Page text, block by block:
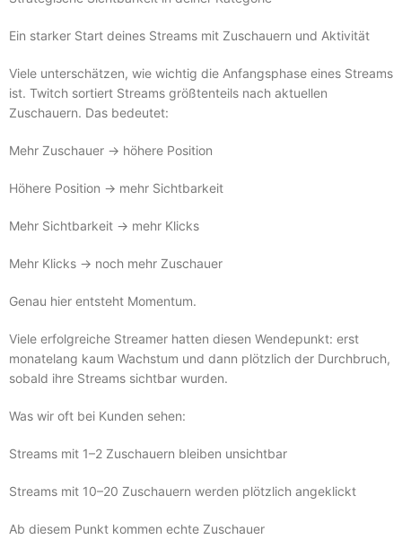
Ein starker Start deines Streams mit Zuschauern und Aktivität
Viele unterschätzen, wie wichtig die Anfangsphase eines Streams
ist. Twitch sortiert Streams größtenteils nach aktuellen
Zuschauern. Das bedeutet:
Mehr Zuschauer → höhere Position
Höhere Position → mehr Sichtbarkeit
Mehr Sichtbarkeit → mehr Klicks
Mehr Klicks → noch mehr Zuschauer
Genau hier entsteht Momentum.
Viele erfolgreiche Streamer hatten diesen Wendepunkt: erst
monatelang kaum Wachstum und dann plötzlich der Durchbruch,
sobald ihre Streams sichtbar wurden.
Was wir oft bei Kunden sehen:
Streams mit 1–2 Zuschauern bleiben unsichtbar
Streams mit 10–20 Zuschauern werden plötzlich angeklickt
Ab diesem Punkt kommen echte Zuschauer